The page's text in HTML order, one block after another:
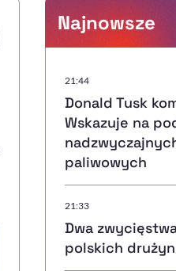
Sprawdź, jak i dlaczego
Najnowsze
21:44
Donald Tusk
Wskazuje na
paliwowych
21:33
Dwa
polskich